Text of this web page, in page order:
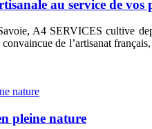
au service de vos
A4 SERVICES cultive
de l’artisanat
pleine nature